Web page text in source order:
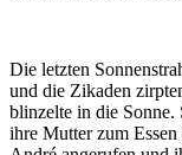
Die letzten
und die Zikaden
blinzelte in die Sonne.
ihre Mutter zum